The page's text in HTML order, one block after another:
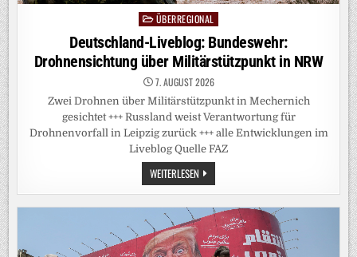
Posted
in
ÜBERREGIONAL
Deutschland-Liveblog: Bundeswehr:
Drohnensichtung über Militärstützpunkt in NRW
7. AUGUST 2026
Zwei Drohnen über Militärstützpunkt in Mechernich
gesichtet +++ Russland weist Verantwortung für
Drohnenvorfall in Leipzig zurück +++ alle Entwicklungen im
Liveblog Quelle FAZ
WEITERLESEN DEUTSCHLAND-
LIVEBLOG:
BUNDESWEHR:
ÜBER
MILITÄRSTÜTZPUNKT
NRW